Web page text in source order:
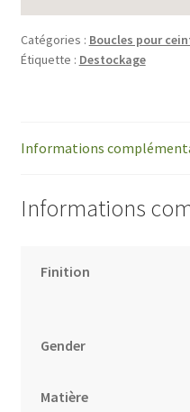
Catégories : Boucles pour
Étiquette : Destockage
Informations
Informations
Finition
Gender
Matière